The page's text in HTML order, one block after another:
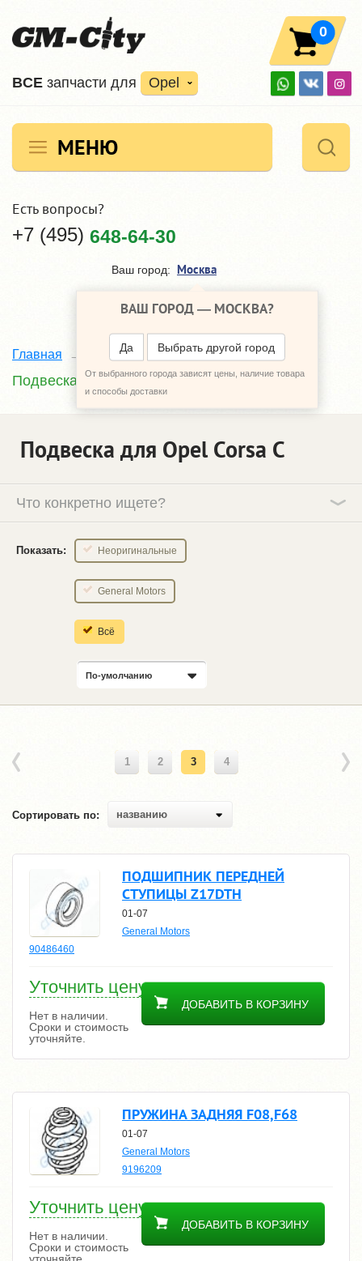
ВCE запчасти для Opel
0
МЕНЮ
Есть вопросы?
+7 (495) 648-64-30
Ваш город: Москва
ВАШ ГОРОД — МОСКВА?
Да Выбрать другой город
От выбранного города зависят цены, наличие товара
и способы доставки
Главная Каталог Opel Corsa C
Подвеска
Подвеска для Opel Corsa C
Что конкретно ищете?
Показать: Неоригинальные
General Motors
Всё
По-умолчанию
1 2 3 4
Сортировать по: названию
ПОДШИПНИК ПЕРЕДНЕЙ
СТУПИЦЫ Z17DTH
01-07
General Motors
90486460
Уточнить цену
ДОБАВИТЬ В КОРЗИНУ
Нет в наличии.
Сроки и стоимость
уточняйте.
ПРУЖИНА ЗАДНЯЯ F08,F68
01-07
General Motors
9196209
Уточнить цену
ДОБАВИТЬ В КОРЗИНУ
Нет в наличии.
Сроки и стоимость